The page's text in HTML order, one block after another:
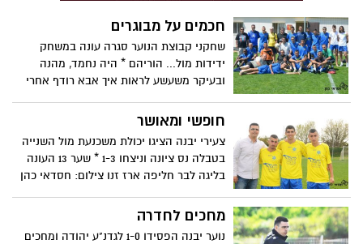
חכמים על מבוגרים
שחקני קבוצת הנוער סגרה עונה במשחק
ידידות מול... הוריהם * היה נחמד, מהנה
ובעיקר משעשע לראות איך אבא רודף אחרי
חופשי ומאושר
צעירי יבנה הציגו יכולת משכנעת מול השנייה
בטבלה נס ציונה וניצחו 1-3 * שער 13 העונה
בליגה לבר חליפה ארז זנו צילום: חסדאי כהן
מחכים לחדרה
נוער יבנה הפסידו 1-0 לגדנ"ע יהודה ומחכים